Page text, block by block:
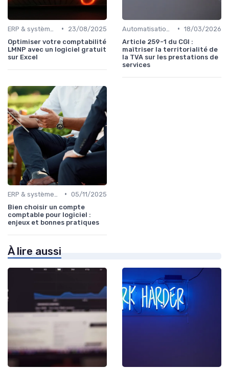
•
23/08/2025
Optimiser votre comptabilité
LMNP avec un logiciel gratuit
sur Excel
• 18/03/2026
Article 259-1 du CGI :
maîtriser la territorialité de
la TVA sur les prestations de
services
• 05/11/2025
Bien choisir un compte
comptable pour logiciel :
enjeux et bonnes pratiques
À lire aussi